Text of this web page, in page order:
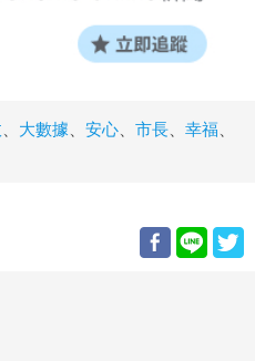
大數據 安心 市長 幸福